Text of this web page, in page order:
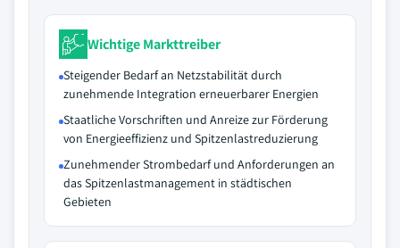
Wichtige Markttreiber
Steigender Bedarf an Netzstabilität durch
zunehmende Integration erneuerbarer Energien
Staatliche Vorschriften und Anreize zur Förderung
von Energieeffizienz und Spitzenlastreduzierung
Zunehmender Strombedarf und Anforderungen an
das Spitzenlastmanagement in städtischen
Gebieten